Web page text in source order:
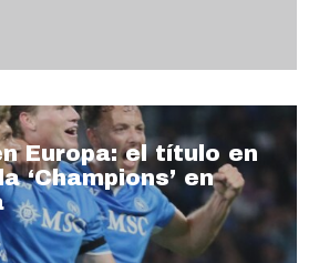
Europa: el título en
‘Champions’ en